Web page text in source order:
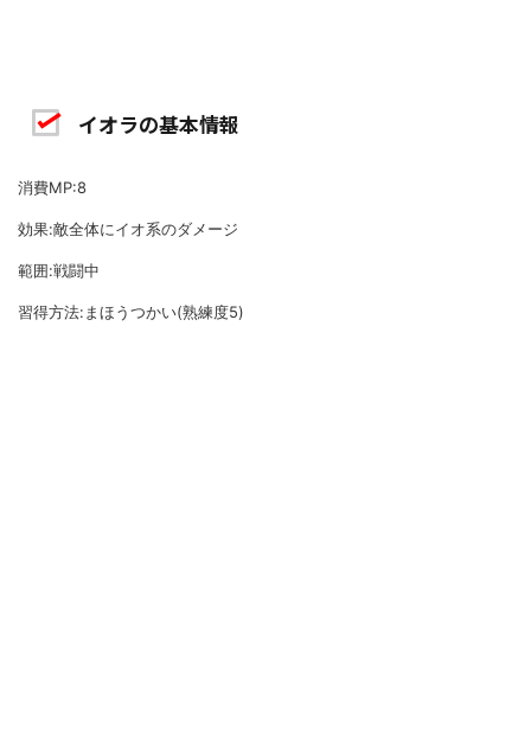
イオラの基本情報
消費MP:8
効果:敵全体にイオ系のダメージ
範囲:戦闘中
習得方法:まほうつかい(熟練度5)